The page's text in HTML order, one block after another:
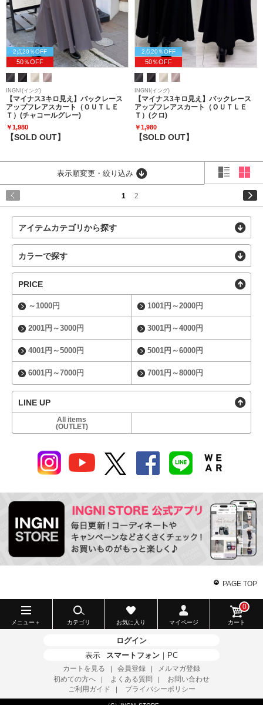
2点20％OFF
50％OFF
INGNI(イング)
【マイナス3キロ見え】バックレース
アップフレアスカート（ＯＵＴＬＥ
Ｔ）(チャコールグレー)
￥1,980
【SOLD OUT】
2点20％OFF
50％OFF
INGNI(イング)
【マイナス3キロ見え】バックレース
アップフレアスカート（ＯＵＴＬＥ
Ｔ）(クロ)
￥1,980
【SOLD OUT】
表示順変更・絞り込み
1 2
アイテムカテゴリから探す
カラーで探す
PRICE
～1000円 1001円～2000円
2001円～3000円 3001円～4000円
4001円～5000円 5001円～6000円
6001円～7000円 7001円～8000円
LINE UP
All items
(OUTLET)
PAGE TOP
メニュー＋ カテゴリ お気に入り マイページ カート
0
ログイン
表示
スマートフォン ｜ PC
カートを見る 会員登録
メルマガ登録
初めての方へ
｜ よくある質問 ｜
お問い合わせ
ご利用ガイド
｜ プライバシーポリシー